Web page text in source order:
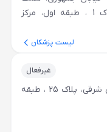
چپ، نبش کوچه کاوسی، پلاک 1 ، طبقه اول، مرکز
لیست پزشکان
غیرفعال
تهران، قیطریه، خیابان سلیمانی شرقی، پلاک 25 ، طبقه